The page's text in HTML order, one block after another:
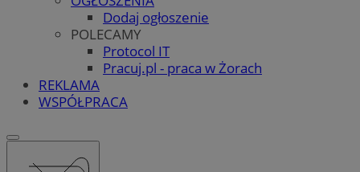
Dodaj ogłoszenie
POLECAMY
Protocol IT
Pracuj.pl - praca w Żorach
REKLAMA
WSPÓŁPRACA